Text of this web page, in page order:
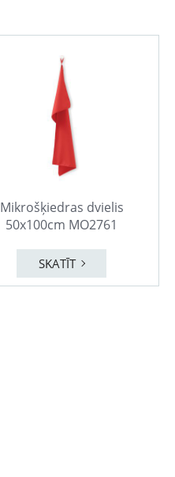
Mikrošķiedras dvielis
50x100cm MO2761
SKATĪT